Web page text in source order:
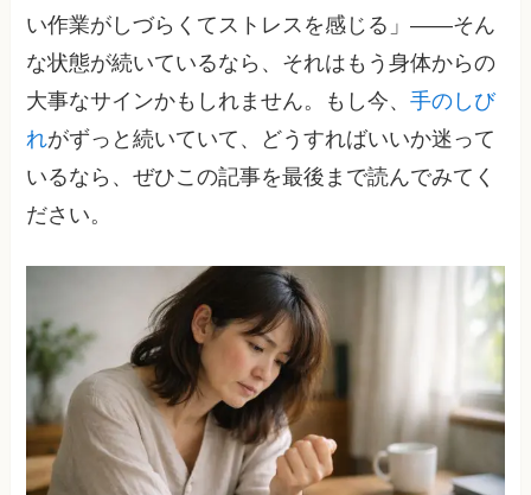
い作業がしづらくてストレスを感じる」——そん
な状態が続いているなら、それはもう身体からの
大事なサインかもしれません。もし今、手のしび
れがずっと続いていて、どうすればいいか迷って
いるなら、ぜひこの記事を最後まで読んでみてく
ださい。